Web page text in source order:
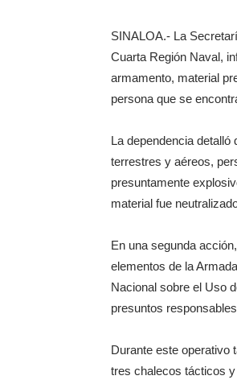
SINALOA.- La
Cuarta Región Naval,
armamento, material
persona que se
La dependencia
terrestres y aéreos,
presuntamente
material fue
En una segunda
elementos de la
Nacional sobre el Uso
presuntos
Durante este operativo
tres chalecos tácticos